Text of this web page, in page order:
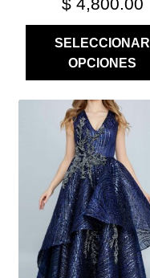
SELECCIONAR
OPCIONES
PRODUCTO
MÚLTIPLES
VARIANTES.
LAS
OPCIONES
PUEDEN